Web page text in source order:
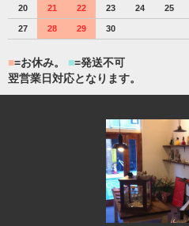
20 21 22 23 24 25
27 28 29 30
■=お休み。 ■=発送不可
翌営業日対応となります。